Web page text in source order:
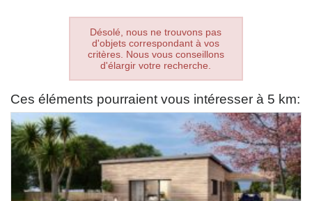
Désolé, nous ne trouvons pas
d'objets correspondant à vos
critères. Nous vous conseillons
d'élargir votre recherche.
Ces éléments pourraient vous intéresser à 5 km: